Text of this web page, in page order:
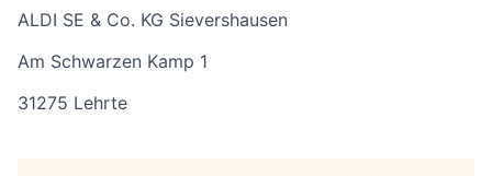
ALDI SE & Co. KG Sievershausen
Am Schwarzen Kamp 1
31275 Lehrte